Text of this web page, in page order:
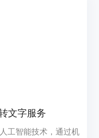
文字服务
工智能技术，通过机